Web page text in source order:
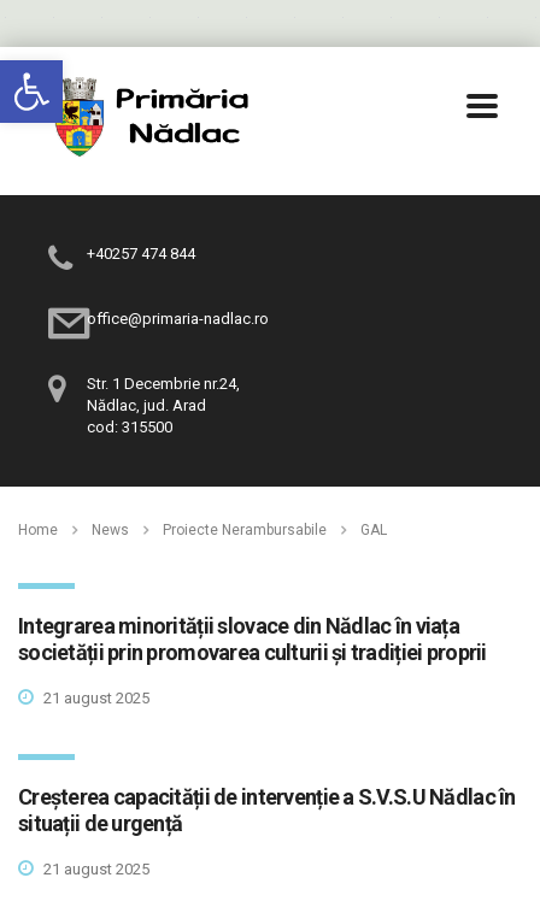
Deschide bara de unelte
+40257 474 844
office@primaria-nadlac.ro
Str. 1 Decembrie nr.24,
Nădlac, jud. Arad
cod: 315500
Home News Proiecte Nerambursabile GAL
Integrarea minorității slovace din Nădlac în viața
societății prin promovarea culturii și tradiției proprii
21 august 2025
Creșterea capacității de intervenție a S.V.S.U Nădlac în
situații de urgență
21 august 2025